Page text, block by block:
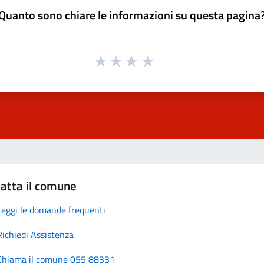
sono chiare le informazioni su questa
il comune
le domande frequenti
Assistenza
il comune 055 88331